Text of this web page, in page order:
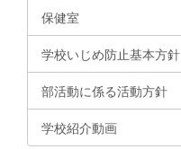
保健室
学校いじめ防止基本方針
部活動に係る活動方針
学校紹介動画